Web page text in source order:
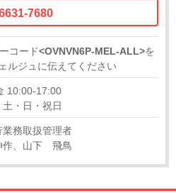
7680
コード<OVNVN6P-MEL-ALL>を
ルジュに伝えてください
10:00-17:00
土・日・祝日
業務取扱管理者
、山下 飛鳥